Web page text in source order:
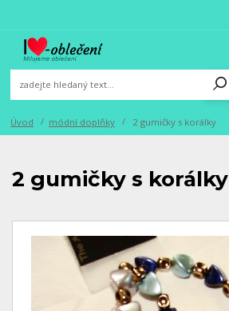
Úvod módní doplňky 2 gumičky s korálky
2 gumičky s korálky